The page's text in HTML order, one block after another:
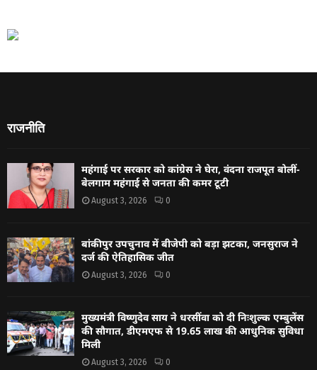
राजनीति
महंगाई पर सरकार को कांग्रेस ने घेरा, वंदना राजपूत बोलीं-
बेलगाम महंगाई से जनता की कमर टूटी
August 3, 2026 0
बांकीपुर उपचुनाव में बीजेपी को बड़ा झटका, जनसुराज ने
दर्ज की ऐतिहासिक जीत
August 3, 2026 0
मुख्यमंत्री विष्णुदेव साय ने धरसींवा को दी निःशुल्क एम्बुलेंस
की सौगात, डीएमएफ से 19.65 लाख की आधुनिक सुविधा
मिली
August 3, 2026 0